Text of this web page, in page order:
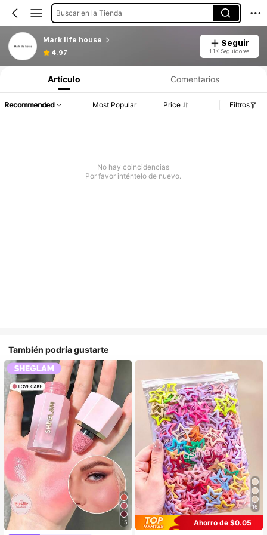
Buscar en la Tienda
Mark life house
4.97
Seguir
1.1K Seguidores
Artículo Comentarios
Recommended Most Popular Price Filtros
No hay coincidencias
Por favor inténtelo de nuevo.
También podría gustarte
15
16
Ahorro de $0.05